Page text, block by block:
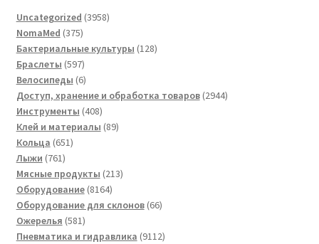
Uncategorized 39583958
NomaMed 375375
товаров
Бактериальные культуры 128128
Браслеты 597597
товаров
Велосипеды 66
товаров
Доступ, хранение и обработка товаров 29442944
Инструменты 408408
товаров
Клей и материалы 8989
Кольца 651651
Лыжи 761761
товар
Мясные продукты 213213
Оборудование 81648164
товара
Оборудование для склонов 6666
Ожерелья 581581
товар
Пневматика и гидравлика 91129112